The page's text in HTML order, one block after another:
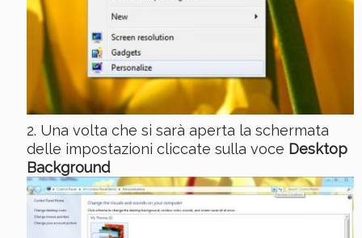
Una volta che si sarà aperta la schermata
delle impostazioni cliccate sulla voce Desktop
Background